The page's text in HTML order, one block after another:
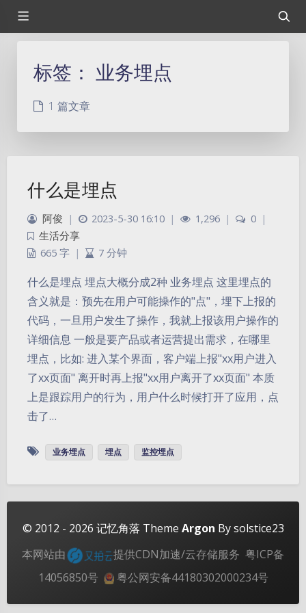
夜间模式
浅阴影 深阴影
关闭 日落 暗化 灰度
标签： 业务埋点
1 篇文章
什么是埋点
阿俊 | 2023-5-30 16:10 | 1,296 | 0 |
生活分享
665 字 | 7 分钟
什么是埋点 埋点大概分成2种 业务埋点 这里埋点的
含义就是：预先在用户可能操作的"点"，埋下上报的
代码，一旦用户发生了操作，我就上报该用户操作的
详细信息 一般是要产品或者运营提出需求，在哪里
埋点，比如: 进入某个界面，客户端上报"xx用户进入
了xx页面" 离开时再上报"xx用户离开了xx页面" 本质
上是跟踪用户的行为，用户什么时候打开了应用，点
击了…
业务埋点 埋点 监控埋点
© 2012 - 2026 记忆角落 Theme Argon By solstice23
本网站由
提供CDN加速/云存储服务 粤ICP备
14056850号
粤公网安备44180302000234号